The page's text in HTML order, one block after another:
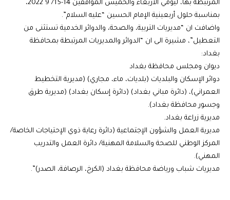
المرتبطة بها، ليومي الأربعاء والخميس الموافقين 14-15/ 9 2022،
بمناسبة حلول أربعينية الإمام الحسين “عليه السلام”.
واضافت ان “مديريات التربية، والصحة، والدوائر الخدمية تستثنى من
التعطيل”، مشيرة الى ان “الدوائر والمديريات المرتبطة بمحافظة
بغداد:
ديوان ومجلس محافظة بغداد
دوائر الإسكان والبلديات (بلديات، ماء، مجاري) (مديرية التخطيط
العمراني)، (دائرة مباني بغداد) (دائرة إسكان بغداد) (مديرية طرق
وجسور محافظة بغداد).
مديرية زراعة بغداد.
مديرية العمل والشؤون الإجتماعية (دائرة رعاية ذوي الإحتياجات الخاصة/
المركز الوطني للصحة والسلامة المهنية/ دائرة العمل والتدريب
المهني).
مديريات شباب ورياضة محافظة بغداد (الكرخ، الرصافة، الصدر)”.